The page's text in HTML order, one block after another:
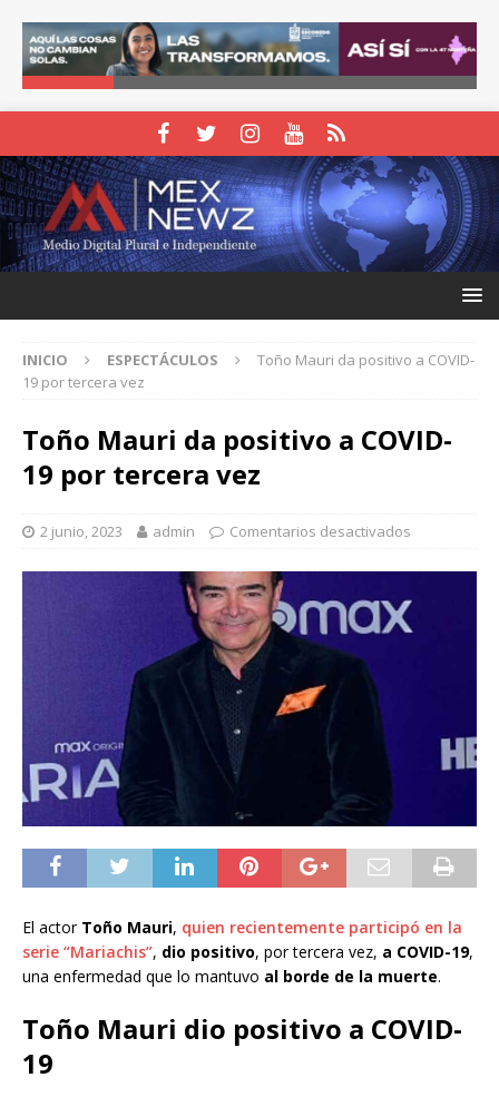
INICIO ESPECTÁCULOS
Toño Mauri da positivo a COVID-
19 por tercera vez
Toño Mauri da positivo a COVID-
19 por tercera vez
2 junio, 2023 admin Comentarios desactivados
El actor Toño Mauri, quien recientemente participó en la
serie “Mariachis”, dio positivo, por tercera vez, a COVID-19,
una enfermedad que lo mantuvo al borde de la muerte.
Toño Mauri dio positivo a COVID-
19